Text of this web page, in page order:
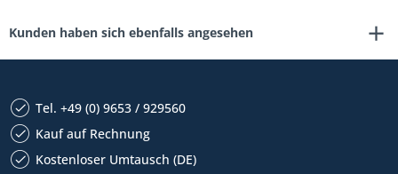
Kunden haben sich ebenfalls angesehen
Tel. +49 (0) 9653 / 929560
Kauf auf Rechnung
Kostenloser Umtausch (DE)